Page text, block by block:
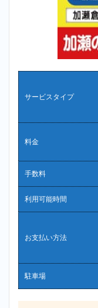
サービスタイプ
料金
手数料
利用可能時間
お支払い方法
駐車場